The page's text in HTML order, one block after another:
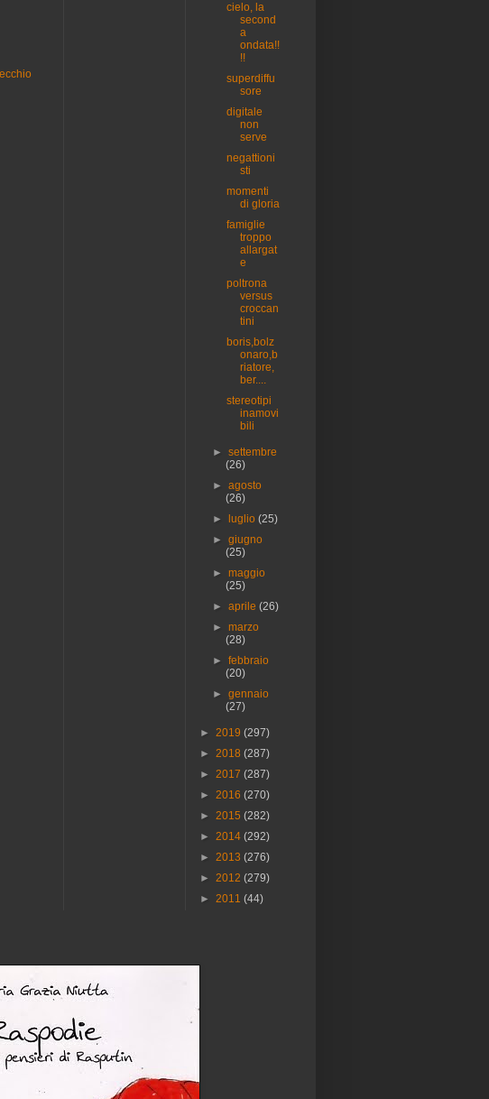
cielo, la
second
a
ondata!!
!!
superdiffu
sore
digitale
non
serve
negattioni
sti
momenti
di gloria
famiglie
troppo
allargat
e
poltrona
versus
croccan
tini
boris,bolz
onaro,b
riatore,
ber....
stereotipi
inamovi
bili
►settembre
(26)
►agosto
(26)
►
luglio(25)
►giugno
(25)
►maggio
(25)
►aprile(26)
►marzo
(28)
►febbraio
(20)
►gennaio
(27)
► 2019 (297)
► 2018 (287)
► 2017 (287)
► 2016 (270)
► 2015 (282)
► 2014 (292)
► 2013 (276)
► 2012 (279)
► 2011 (44)